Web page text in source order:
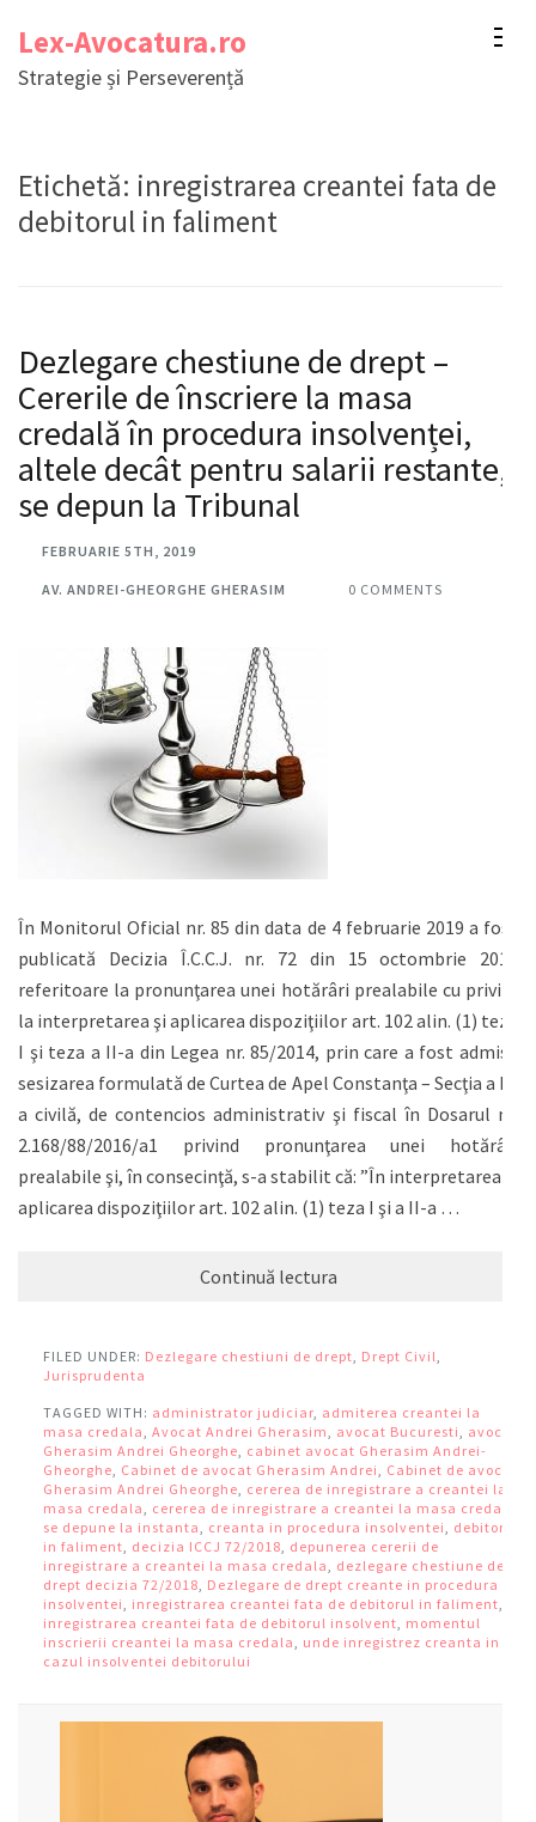
conținut
Lex-Avocatura.ro
Strategie și Perseverență
Etichetă: inregistrarea creantei fata de
debitorul in faliment
Dezlegare chestiune de drept –
Cererile de înscriere la masa
credală în procedura insolvenței,
altele decât pentru salarii restante,
se depun la Tribunal
FEBRUARIE 5TH, 2019
AV. ANDREI-GHEORGHE GHERASIM 0 COMMENTS
În Monitorul Oficial nr. 85 din data de 4 februarie 2019 a fost
publicată Decizia Î.C.C.J. nr. 72 din 15 octombrie 2018
referitoare la pronunţarea unei hotărâri prealabile cu privire
la interpretarea şi aplicarea dispoziţiilor art. 102 alin. (1) teza
I şi teza a II-a din Legea nr. 85/2014, prin care a fost admisă
sesizarea formulată de Curtea de Apel Constanţa – Secţia a II-
a civilă, de contencios administrativ şi fiscal în Dosarul nr.
2.168/88/2016/a1 privind pronunţarea unei hotărâri
prealabile şi, în consecinţă, s-a stabilit că: ”În interpretarea şi
aplicarea dispoziţiilor art. 102 alin. (1) teza I şi a II-a …
Continuă lectura
FILED UNDER: Dezlegare chestiuni de drept, Drept Civil,
Jurisprudenta
TAGGED WITH: administrator judiciar, admiterea creantei la
masa credala, Avocat Andrei Gherasim, avocat Bucuresti, avocat
Gherasim Andrei Gheorghe, cabinet avocat Gherasim Andrei-
Gheorghe, Cabinet de avocat Gherasim Andrei, Cabinet de avocat
Gherasim Andrei Gheorghe, cererea de inregistrare a creantei la
masa credala, cererea de inregistrare a creantei la masa credala
se depune la instanta, creanta in procedura insolventei, debitor
in faliment, decizia ICCJ 72/2018, depunerea cererii de
inregistrare a creantei la masa credala, dezlegare chestiune de
drept decizia 72/2018, Dezlegare de drept creante in procedura
insolventei, inregistrarea creantei fata de debitorul in faliment,
inregistrarea creantei fata de debitorul insolvent, momentul
inscrierii creantei la masa credala, unde inregistrez creanta in
cazul insolventei debitorului